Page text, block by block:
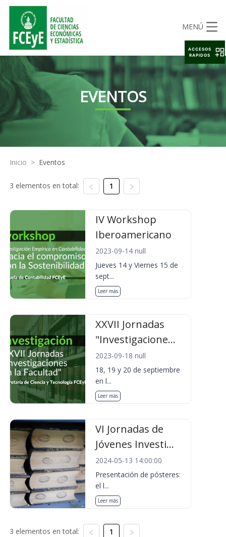
MENÚ
EVENTOS
Inicio > Eventos
3 elementos en total: 1
IV Workshop
Iberoamericano
2023-09-14 null
Jueves 14 y Viernes 15 de
sept...
Leer más
XXVII Jornadas
"Investigacione...
2023-09-18 null
18, 19 y 20 de septiembre
en l...
Leer más
VI Jornadas de
Jóvenes Investi...
2024-05-13 14:00:00
Presentación de pósteres:
el l...
Leer más
3 elementos en total: 1
ACCESOS
RAPIDOS